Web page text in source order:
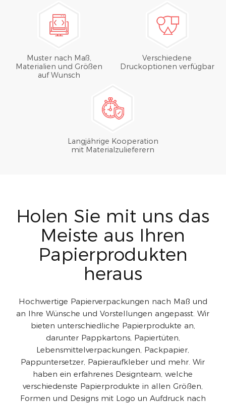
Muster nach Maß,
Materialien und Größen
auf Wunsch
Verschiedene
Druckoptionen verfügbar
Langjährige Kooperation
mit Materialzulieferern
Holen Sie mit uns das
Meiste aus Ihren
Papierprodukten
heraus
Hochwertige Papierverpackungen nach Maß und
an Ihre Wünsche und Vorstellungen angepasst. Wir
bieten unterschiedliche Papierprodukte an,
darunter Pappkartons, Papiertüten,
Lebensmittelverpackungen, Packpapier,
Pappuntersetzer, Papieraufkleber und mehr. Wir
haben ein erfahrenes Designteam, welche
verschiedenste Papierprodukte in allen Größen,
Formen und Designs mit Logo un Aufdruck nach